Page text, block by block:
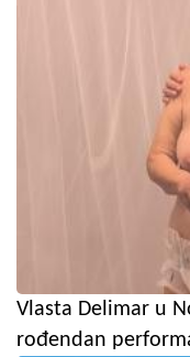
Vlasta Delimar u
rođendan